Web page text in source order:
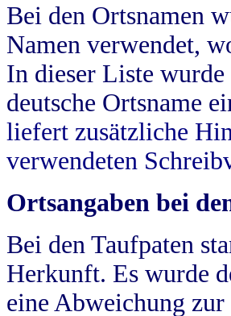
Bei den Ortsnamen
Namen verwendet,
In dieser Liste
deutsche Ortsname
liefert zusätzliche
verwendeten
Ortsangaben bei
Bei den Taufpaten
Herkunft. Es wurde
eine Abweichung